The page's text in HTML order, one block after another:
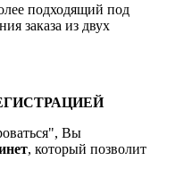
подходящий под
заказа из двух
Вы
, который позволит